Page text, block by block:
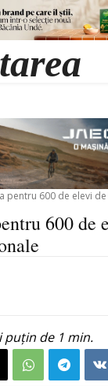
pentru 600 de elevi
600 de
puțin de 1 min.